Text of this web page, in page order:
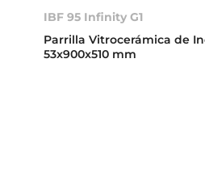
IBF 95 Infinity G1
Parrilla Vitrocerámica de
53x900x510 mm